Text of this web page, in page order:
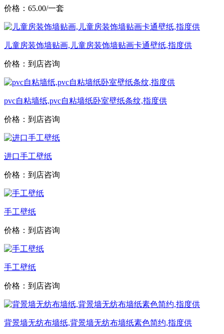
价格：65.00/一套
儿童房装饰墙贴画,儿童房装饰墙贴画卡通壁纸,指度供
价格：到店咨询
pvc自粘墙纸,pvc自粘墙纸卧室壁纸条纹,指度供
价格：到店咨询
进口手工壁纸
价格：到店咨询
手工壁纸
价格：到店咨询
手工壁纸
价格：到店咨询
背景墙无纺布墙纸,背景墙无纺布墙纸素色简约,指度供